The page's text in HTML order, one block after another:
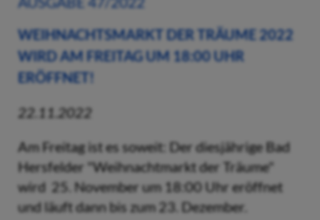
WEIHNACHTSMARKT DER TRÄUME 2022
WIRD AM FREITAG UM 18:00 UHR
ERÖFFNET!
22.11.2022
Am Freitag ist es soweit: Der diesjährige Bad
Hersfelder "Weihnachtmarkt der Träume"
wird 25. November um 18:00 Uhr eröffnet
und läuft dann bis zum 23. Dezember.